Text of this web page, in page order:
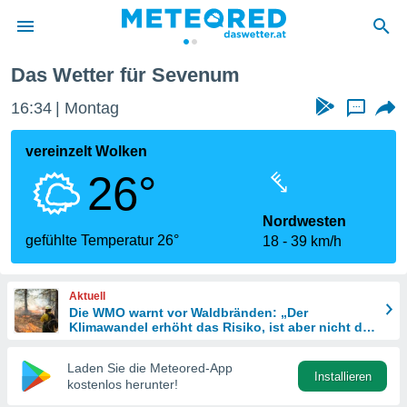
wurde
dass
sind.
diese
Das Wetter für Sevenum
16:34 Montag ...
vereinzelt Wolken
26°
gefühlte Temperatur 26°
Nordwesten
18
39 km/h
Aktuell
Die WMO warnt vor Waldbränden: „Der
Klimawandel erhöht das Risiko, ist aber nicht die
Laden Sie die Meteored-App
kostenlos herunter!
Installieren